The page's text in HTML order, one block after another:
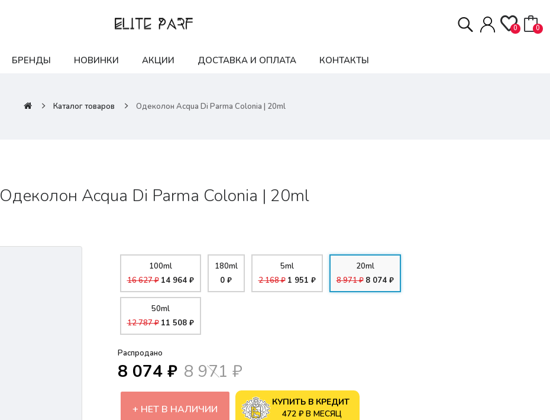
0 0
БРЕНДЫ НОВИНКИ АКЦИИ ДОСТАВКА И ОПЛАТА КОНТАКТЫ
Каталог товаров Одеколон Acqua Di Parma Colonia | 20ml
Одеколон Acqua Di Parma Colonia | 20ml
100ml
16 627 ₽ 14 964 ₽
180ml
0 ₽
5ml
2 168 ₽ 1 951 ₽
20ml
8 971 ₽ 8 074 ₽
50ml
12 787 ₽ 11 508 ₽
Распродано
8 074 ₽ 8 971 ₽
НЕТ В НАЛИЧИИ
КУПИТЬ В КРЕДИТ
472 ₽ В МЕСЯЦ